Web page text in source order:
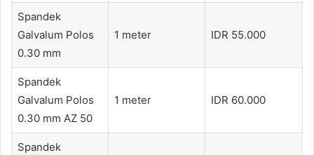
Spandek
Galvalum Polos
0.30 mm
1 meter IDR 55.000
Spandek
Galvalum Polos
0.30 mm AZ 50
1 meter IDR 60.000
Spandek